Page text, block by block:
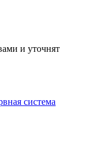
и уточнят